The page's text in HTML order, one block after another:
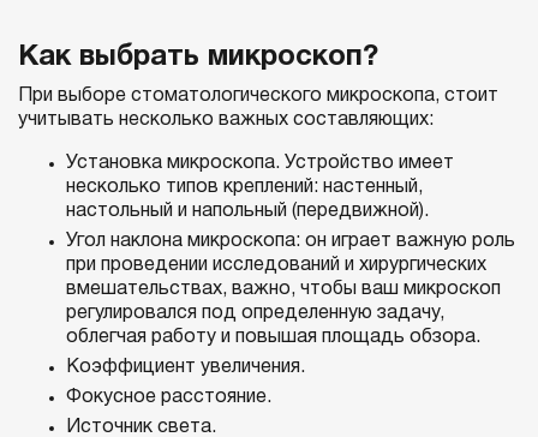
Как выбрать микроскоп?
При выборе стоматологического микроскопа, стоит
учитывать несколько важных составляющих:
Установка микроскопа. Устройство имеет
несколько типов креплений: настенный,
настольный и напольный (передвижной).
Угол наклона микроскопа: он играет важную роль
при проведении исследований и хирургических
вмешательствах, важно, чтобы ваш микроскоп
регулировался под определенную задачу,
облегчая работу и повышая площадь обзора.
Коэффициент увеличения.
Фокусное расстояние.
Источник света.